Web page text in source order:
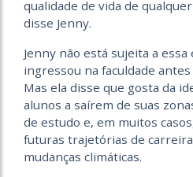
qualidade de vida de
disse Jenny.
Jenny não está sujeita a
ingressou na faculdade
Mas ela disse que gosta da
alunos a saírem de suas
de estudo e, em muitos
futuras trajetórias de
mudanças climáticas.